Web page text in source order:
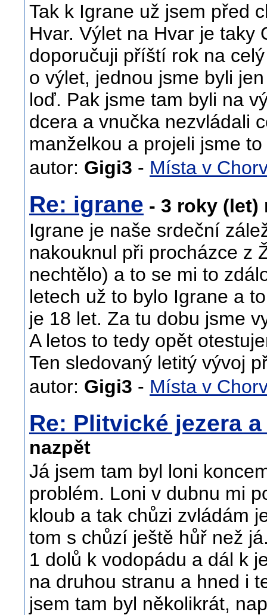
Tak k Igrane už jsem před
Hvar. Výlet na Hvar je taky
doporučuji příští rok na
o výlet, jednou jsme byli
loď. Pak jsme tam byli na
dcera a vnučka nezvládali
manželkou a projeli jsme to
autor: Gigi3 - Místa v
Re: igrane - 3 roky (let)
Igrane je naše srdeční
nakouknul při procházce z
nechtělo) a to se mi to
letech už to bylo Igrane a
je 18 let. Za tu dobu jsme
A letos to tedy opět
Ten sledovaný letitý vývoj
autor: Gigi3 - Místa v
Re: Plitvické jezera
nazpět
Já jsem tam byl loni
problém. Loni v dubnu mi
kloub a tak chůzi zvládám
tom s chůzí ještě hůř než
1 dolů k vodopádu a dál k
na druhou stranu a hned i
jsem tam byl několikrát,